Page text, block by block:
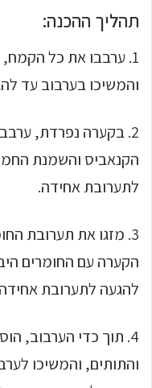
תהליך ההכנה:
1. ערבבו את כל
והמשיכו בערבוב עד
2. בקערה נפרדת,
הקנאביס והשמנת
לתערובת אחידה.
3. מזגו את תערובת
הקערה עם החומרים
להגעה לתערובת
4. תוך כדי הערבוב,
והתותים, והמשיכו